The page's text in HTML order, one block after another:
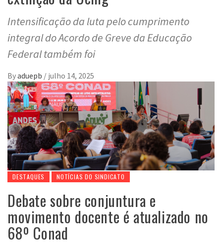
Intensificação da luta pelo cumprimento
integral do Acordo de Greve da Educação
Federal também foi
Byaduepb / julho 14, 2025
DESTAQUES NOTÍCIAS DO SINDICATO
Debate sobre conjuntura e
movimento docente é atualizado no
68º Conad